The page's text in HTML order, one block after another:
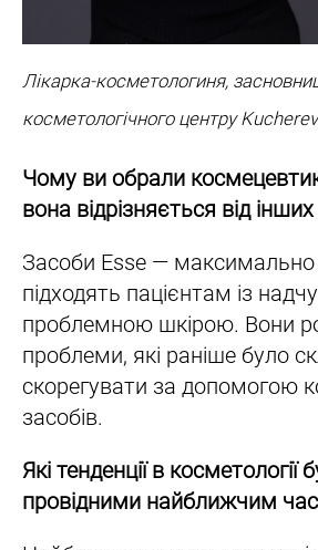
Лікарка-косметологиня,
косметологічного центру
Чому ви обрали
вона відрізняється від
Засоби Esse — максимально
підходять пацієнтам із
проблемною шкірою. Вони
проблеми, які раніше було
скорегувати за допомогою
засобів.
Які тенденції в косметології
провідними найближчим